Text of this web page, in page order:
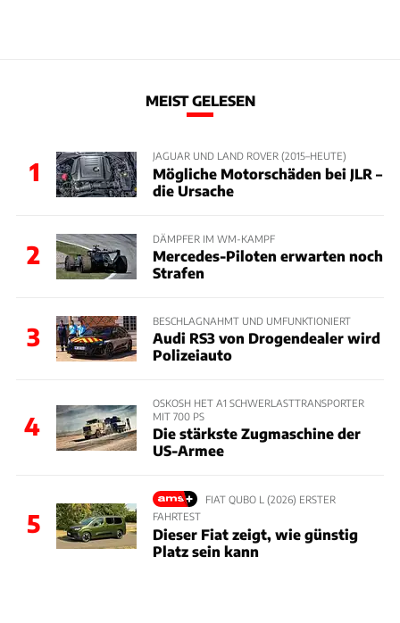
MEIST GELESEN
1
JAGUAR UND LAND ROVER (2015–HEUTE)
Mögliche Motorschäden bei JLR –
die Ursache
2
DÄMPFER IM WM-KAMPF
Mercedes-Piloten erwarten noch
Strafen
3
BESCHLAGNAHMT UND UMFUNKTIONIERT
Audi RS3 von Drogendealer wird
Polizeiauto
4
OSKOSH HET A1 SCHWERLASTTRANSPORTER
MIT 700 PS
Die stärkste Zugmaschine der
US-Armee
5
FIAT QUBO L (2026) ERSTER
FAHRTEST
Dieser Fiat zeigt, wie günstig
Platz sein kann